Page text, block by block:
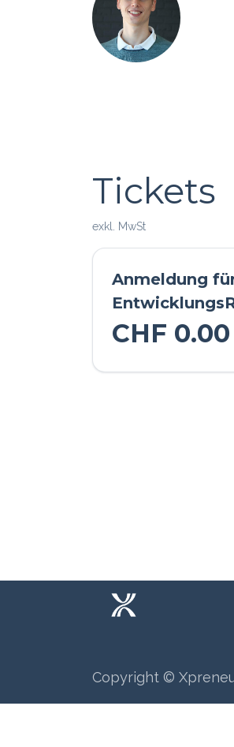
Tickets
exkl. MwSt
Anmeldung
CHF 0.00
Copyright ©